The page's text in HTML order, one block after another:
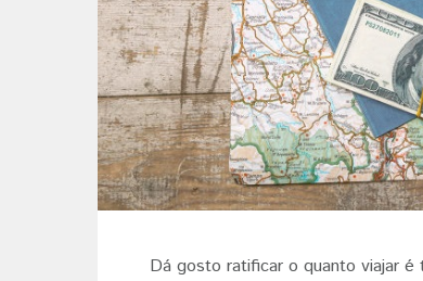
Dá gosto ratificar o quanto viajar é